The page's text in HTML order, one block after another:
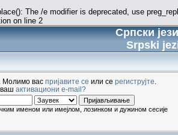
The /e modifier is deprecated, use
on line 2
Српски
Srpski
. Молимо вас пријавите се или се региструјте
ваш активациони e-mail?
именом или имејлом, лозинком и дужином сесије